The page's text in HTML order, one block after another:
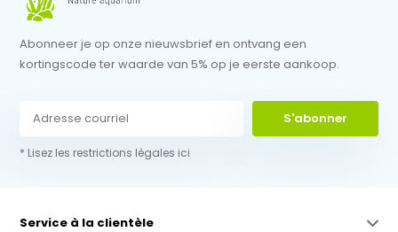
Abonneer je op onze nieuwsbrief en ontvang een
kortingscode ter waarde van 5% op je eerste aankoop.
S'abonner
* Lisez les restrictions légales ici
Service à la clientèle